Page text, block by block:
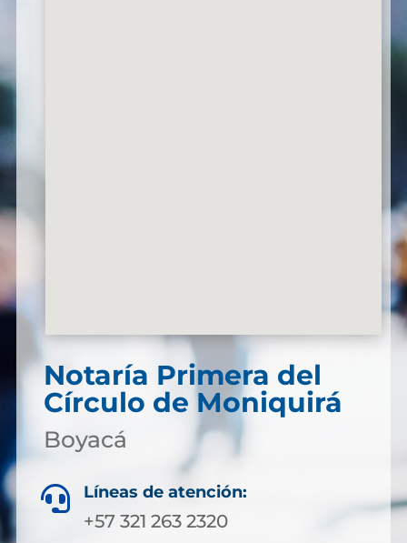
Notaría Primera del
Círculo de Moniquirá
Boyacá
 Líneas de atención:
+57 321 263 2320